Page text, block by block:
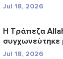
Jul 18, 2026
Η Τράπεζα
συγχωνεύτηκε
Jul 18, 2026